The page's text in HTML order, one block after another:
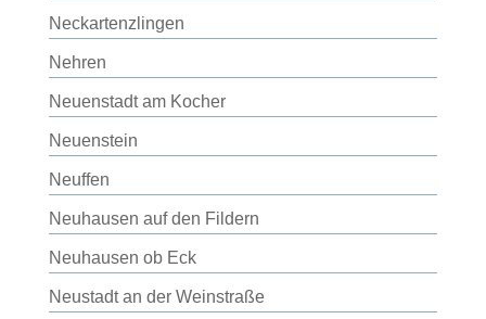
Neckartenzlingen
Nehren
Neuenstadt am Kocher
Neuenstein
Neuffen
Neuhausen auf den Fildern
Neuhausen ob Eck
Neustadt an der Weinstraße